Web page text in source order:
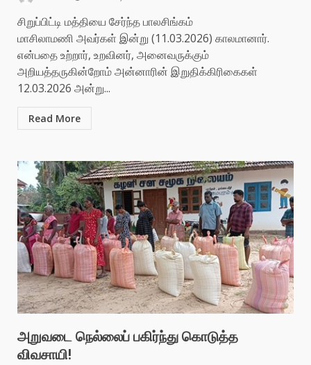
சிறுப்பிட்டி மத்தியை சேர்ந்த பாலசிங்கம்
மாசிலாமணி அவர்கள் இன்று (11.03.2026) காலமானார்.
என்பதை உற்றார், உறவினர், அனைவருக்கும்
அறியத்தருகின்றோம் அன்னாரின் இறுதிக்கிரிகைகள்
12.03.2026 அன்று...
Read More
அறுவடை நெல்லைப் பகிர்ந்து கொடுத்த
விவசாயி!